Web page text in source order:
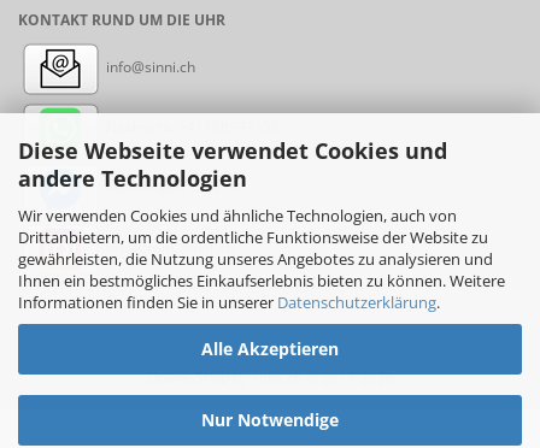
Diese Webseite verwendet Cookies und
andere Technologien
Wir verwenden Cookies und ähnliche Technologien, auch von
Drittanbietern, um die ordentliche Funktionsweise der Website zu
gewährleisten, die Nutzung unseres Angebotes zu analysieren und
Ihnen ein bestmögliches Einkaufserlebnis bieten zu können. Weitere
Informationen finden Sie in unserer Datenschutzerklärung.
Alle Akzeptieren
Nur Notwendige
KONTAKT RUND UM DIE UHR
info@sinni.ch
Messenger: sinni.ch
Instagram: sinni_ch
Online-Shopby sinni.ch © 2017-2026